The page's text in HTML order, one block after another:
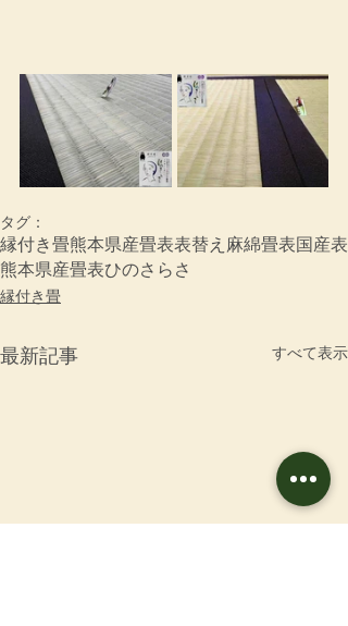
タグ：
縁付き畳熊本県産畳表表替え麻綿畳表国産表
熊本県産畳表ひのさらさ
縁付き畳
最新記事 すべて表示